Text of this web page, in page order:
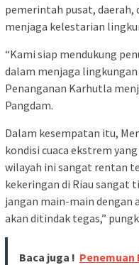
pemerintah pusat,
menjaga kelestarian
“Kami siap mendukung
dalam menjaga
Penanganan Karhutla
Pangdam.
Dalam kesempatan itu,
kondisi cuaca ekstrem
wilayah ini sangat rentan
kekeringan di Riau sangat
jangan main-main dengan
akan ditindak tegas,”
Baca juga ! Penemuan